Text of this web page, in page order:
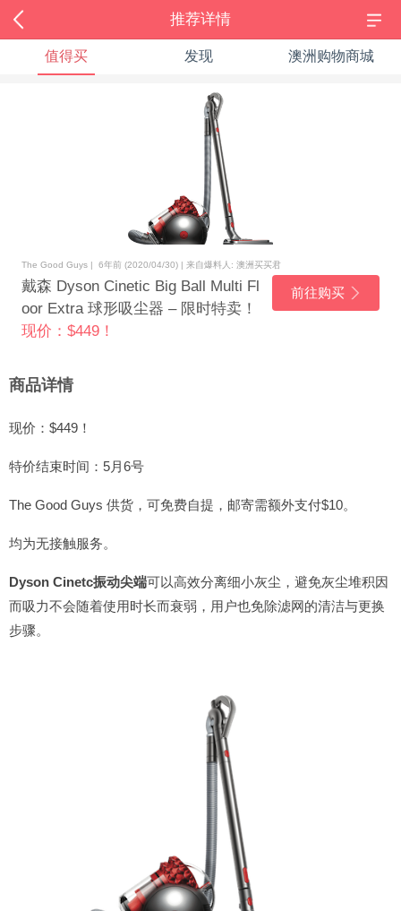
推荐详情
值得买 发现 澳洲购物商城
The Good Guys | 6年前 (2020/04/30) | 来自爆料人: 澳洲买买君
戴森 Dyson Cinetic Big Ball Multi Fl
oor Extra 球形吸尘器 – 限时特卖！
现价：$449！
前往购买
商品详情
现价：$449！
特价结束时间：5月6号
The Good Guys 供货，可免费自提，邮寄需额外支付$10。
均为无接触服务。
Dyson Cinetc振动尖端可以高效分离细小灰尘，避免灰尘堆积因
而吸力不会随着使用时长而衰弱，用户也免除滤网的清洁与更换
步骤。